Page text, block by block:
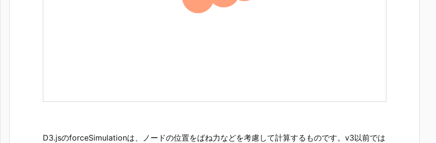
D3.jsのforceSimulationは、ノードの位置をばね力などを考慮して計算するものです。v3以前では